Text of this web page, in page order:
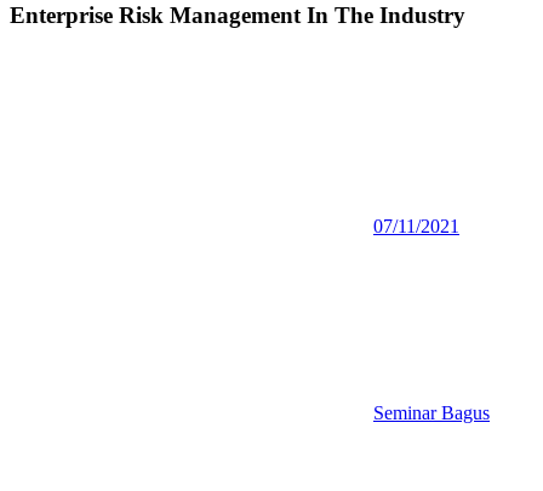
Enterprise Risk Management In The Industry
07/11/2021
Seminar Bagus